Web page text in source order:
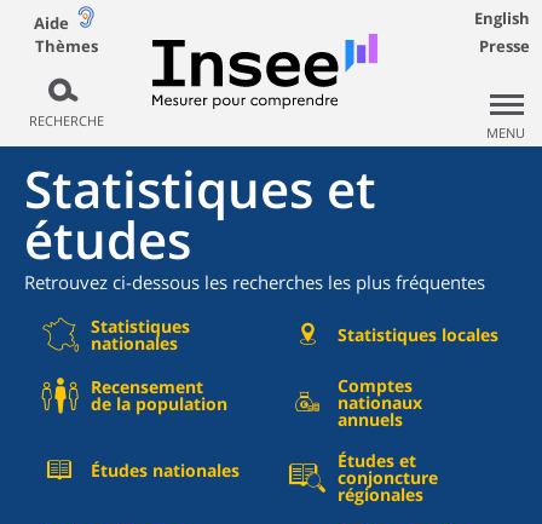
Aide
Thèmes
RECHERCHE
English
Presse
MENU
Statistiques et
études
Retrouvez ci-dessous les recherches les plus fréquentes
Statistiques
nationales Statistiques locales
Recensement
de la population
Comptes
nationaux
annuels
Études nationales Études et
conjoncture
régionales